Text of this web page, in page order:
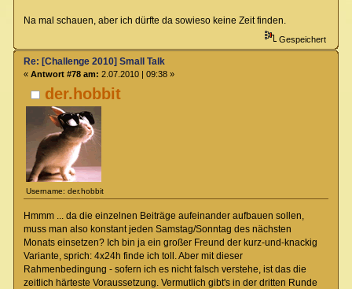
Na mal schauen, aber ich dürfte da sowieso keine Zeit finden.
Gespeichert
der.hobbit
Username: der.hobbit
Re: [Challenge 2010] Small Talk
« Antwort #78 am: 2.07.2010 | 09:38 »
Hmmm ... da die einzelnen Beiträge aufeinander aufbauen sollen,
muss man also konstant jeden Samstag/Sonntag des nächsten
Monats einsetzen? Ich bin ja ein großer Freund der kurz-und-knackig
Variante, sprich: 4x24h finde ich toll. Aber mit dieser
Rahmenbedingung - sofern ich es nicht falsch verstehe, ist das die
zeitlich härteste Voraussetzung. Vermutlich gibt's in der dritten Runde